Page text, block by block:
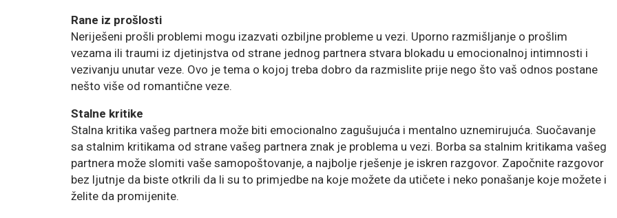
Rane iz prošlosti
Neriješeni prošli problemi mogu izazvati ozbiljne probleme u vezi. Uporno razmišljanje o prošlim
vezama ili traumi iz djetinjstva od strane jednog partnera stvara blokadu u emocionalnoj intimnosti i
vezivanju unutar veze. Ovo je tema o kojoj treba dobro da razmislite prije nego što vaš odnos postane
nešto više od romantične veze.
​Stalne kritike
Stalna kritika vašeg partnera može biti emocionalno zagušujuća i mentalno uznemirujuća. Suočavanje
sa stalnim kritikama od strane vašeg partnera znak je problema u vezi. Borba sa stalnim kritikama vašeg
partnera može slomiti vaše samopoštovanje, a najbolje rješenje je iskren razgovor. Započnite razgovor
bez ljutnje da biste otkrili da li su to primjedbe na koje možete da utičete i neko ponašanje koje možete i
želite da promijenite.